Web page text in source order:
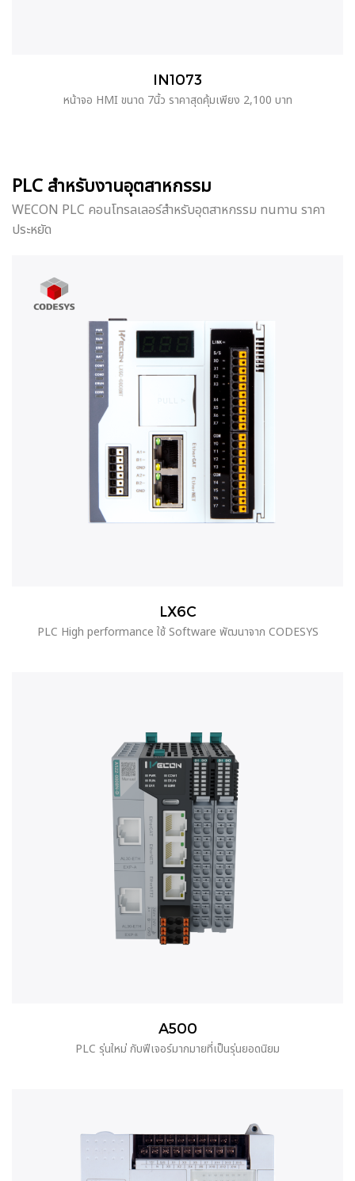
IN1073
หน้าจอ HMI ขนาด 7นิ้ว ราคาสุดคุ้มเพียง 2,100 บาท
PLC สำหรับงานอุตสาหกรรม
WECON PLC คอนโทรลเลอร์สำหรับอุตสาหกรรม ทนทาน ราคา
ประหยัด
LX6C
PLC High performance ใช้ Software พัฒนาจาก CODESYS
A500
PLC รุ่นใหม่ กับฟีเจอร์มากมายที่เป็นรุ่นยอดนิยม